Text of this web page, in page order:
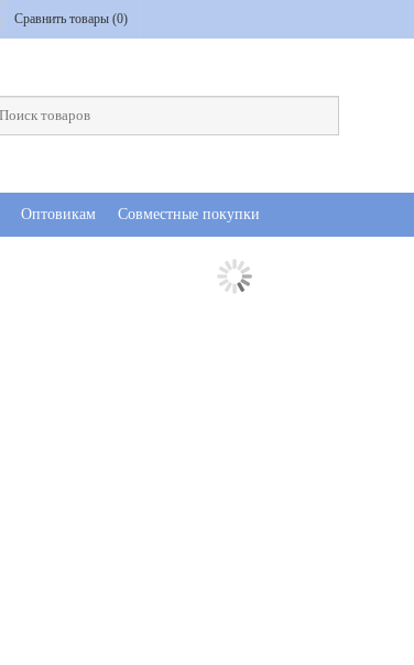
Сравнить товары (0)
Оптовикам Совместные покупки